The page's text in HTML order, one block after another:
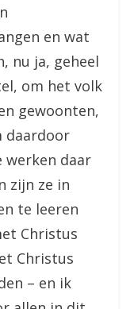
en wat
nu ja, geheel
om het volk
gewoonten,
daardoor
werken daar
zijn ze in
te leeren
Christus
Christus
– en ik